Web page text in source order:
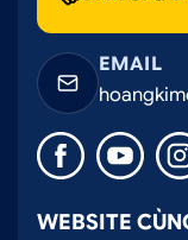
EMAIL
WEBSITE